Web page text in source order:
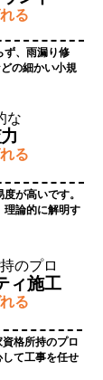
る
ず、雨漏り修
の細かい小規
な
る
が高いです。
理論的に解明す
のプロ
ィ施工
る
格所持のプロ
て工事を任せ